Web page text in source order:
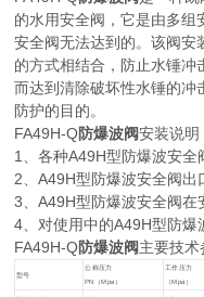
的水用安全阀，它是由多组
安全阀无法达到的。该阀安
的方式相结合，防止水锤冲
而达到清除破坏性水锤的冲
防护的目的。
FA49H-Q防爆波阀安装说明
1、各种A49H型防爆波安全
2、A49H型防爆波安全阀出
3、A49H型防爆波安全阀在
4、对使用中的A49H型防爆
FA49H-Q防爆波阀主要技术
型号
公称压力
PN（Mpa）
工作压力
（Mpa）